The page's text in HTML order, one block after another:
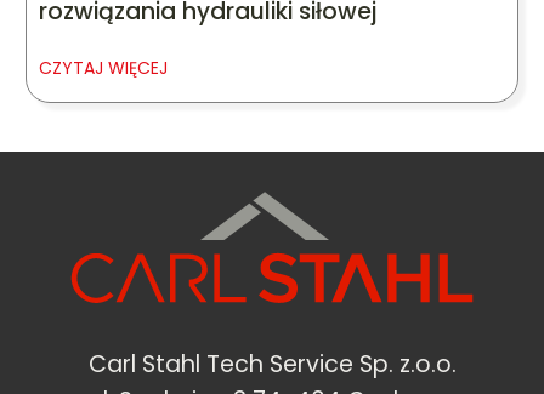
rozwiązania hydrauliki siłowej
CZYTAJ WIĘCEJ
Carl Stahl Tech Service Sp. z.o.o.